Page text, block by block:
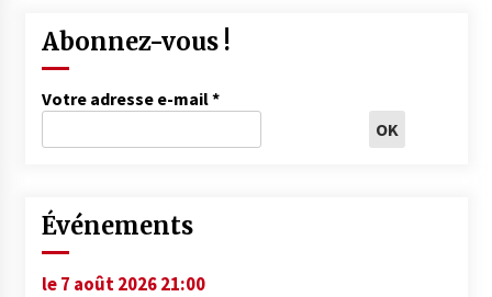
Abonnez-vous !
Votre adresse e-mail*
Événements
le 7 août 2026 21:00